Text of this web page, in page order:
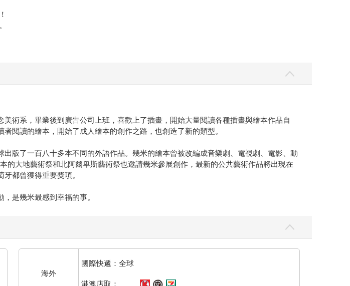
術系，畢業後到廣告公司上班，喜歡上了插畫，開始大量閱讀各種插畫與繪本作品自
閱讀的繪本，開始了成人繪本的創作之路，也創造了新的類型。
版了一百八十多本不同的外語作品。幾米的繪本曾被改編成音樂劇、電視劇、電影、動
大地藝術祭和北阿爾卑斯藝術祭也邀請幾米參展創作，最新的公共藝術作品將出現在
都曾獲得重要獎項。
是幾米最感到幸福的事。
海外
國際快遞：全球
港澳店取：